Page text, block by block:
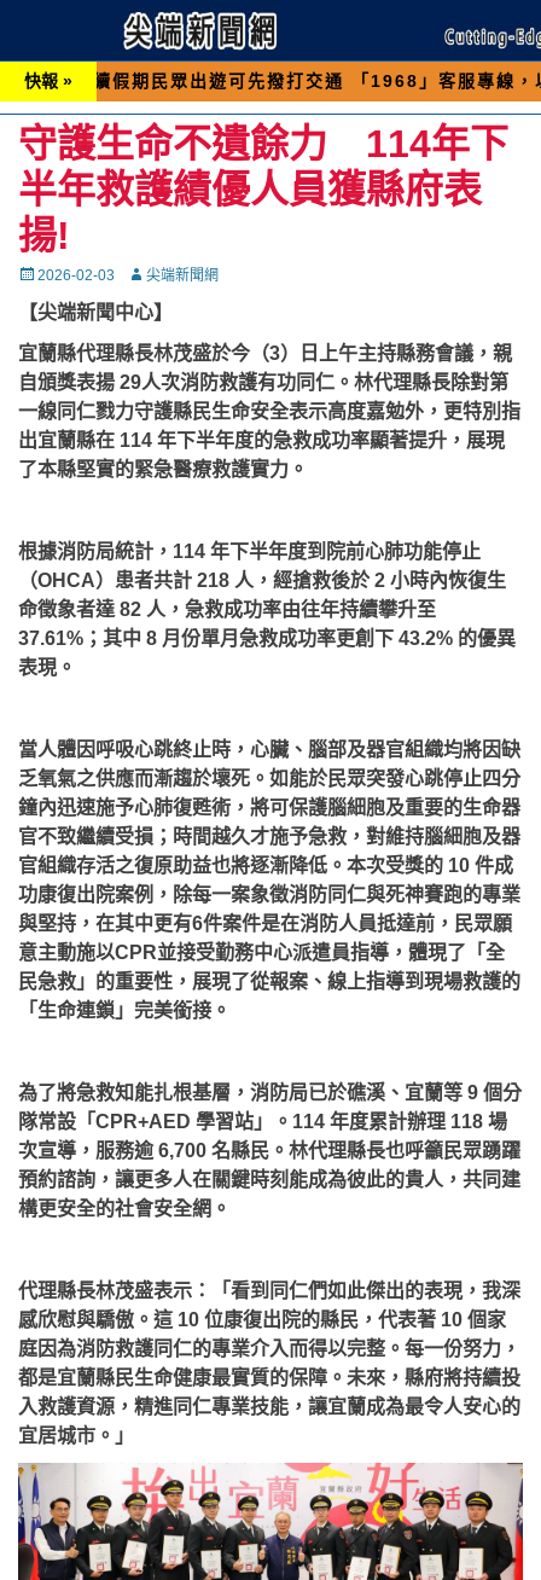
快報 »
民眾出遊可先撥打交通 「1968」客服專線，以避免遇
守護生命不遺餘力 114年下
半年救護績優人員獲縣府表
揚!
Posted
2026-02-03 Autor尖端新聞網
【尖端新聞中心】
宜蘭縣代理縣長林茂盛於今（3）日上午主持縣務會議，親
自頒獎表揚 29人次消防救護有功同仁。林代理縣長除對第
一線同仁戮力守護縣民生命安全表示高度嘉勉外，更特別指
出宜蘭縣在 114 年下半年度的急救成功率顯著提升，展現
了本縣堅實的緊急醫療救護實力。
根據消防局統計，114 年下半年度到院前心肺功能停止
（OHCA）患者共計 218 人，經搶救後於 2 小時內恢復生
命徵象者達 82 人，急救成功率由往年持續攀升至
37.61%；其中 8 月份單月急救成功率更創下 43.2% 的優異
表現。
當人體因呼吸心跳終止時，心臟、腦部及器官組織均將因缺
乏氧氣之供應而漸趨於壞死。如能於民眾突發心跳停止四分
鐘內迅速施予心肺復甦術，將可保護腦細胞及重要的生命器
官不致繼續受損；時間越久才施予急救，對維持腦細胞及器
官組織存活之復原助益也將逐漸降低。本次受獎的 10 件成
功康復出院案例，除每一案象徵消防同仁與死神賽跑的專業
與堅持，在其中更有6件案件是在消防人員抵達前，民眾願
意主動施以CPR並接受勤務中心派遣員指導，體現了「全
民急救」的重要性，展現了從報案、線上指導到現場救護的
「生命連鎖」完美銜接。
為了將急救知能扎根基層，消防局已於礁溪、宜蘭等 9 個分
隊常設「CPR+AED 學習站」。114 年度累計辦理 118 場
次宣導，服務逾 6,700 名縣民。林代理縣長也呼籲民眾踴躍
預約諮詢，讓更多人在關鍵時刻能成為彼此的貴人，共同建
構更安全的社會安全網。
代理縣長林茂盛表示：「看到同仁們如此傑出的表現，我深
感欣慰與驕傲。這 10 位康復出院的縣民，代表著 10 個家
庭因為消防救護同仁的專業介入而得以完整。每一份努力，
都是宜蘭縣民生命健康最實質的保障。未來，縣府將持續投
入救護資源，精進同仁專業技能，讓宜蘭成為最令人安心的
宜居城市。」